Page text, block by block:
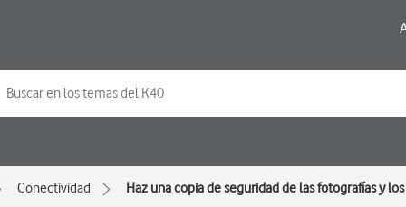
Conectividad Haz una copia de seguridad de las fotografías y